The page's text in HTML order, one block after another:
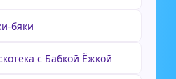
бяки
с Бабкой Ёжкой